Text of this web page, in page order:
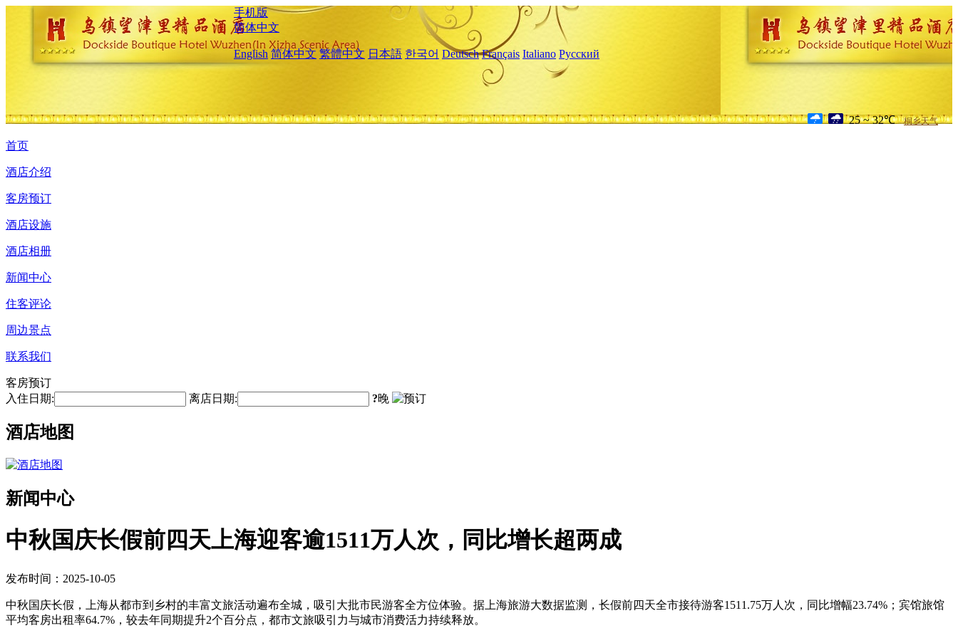
手机版
简体中文
English 简体中文 繁體中文 日本語 한국어 Deutsch Français Italiano Русский
25 ~ 32℃ 桐乡天气
首页
酒店介绍
客房预订
酒店设施
酒店相册
新闻中心
住客评论
周边景点
联系我们
客房预订
入住日期:
离店日期: ?晚
酒店地图
新闻中心
中秋国庆长假前四天上海迎客逾1511万人次，同比增长超两成
发布时间：2025-10-05
中秋国庆长假，上海从都市到乡村的丰富文旅活动遍布全城，吸引大批市民游客全方位体验。据上海旅游大数据监测，长假前四天全市接待游客1511.75万人次，同比增幅23.74%；宾馆旅馆
平均客房出租率64.7%，较去年同期提升2个百分点，都市文旅吸引力与城市消费活力持续释放。